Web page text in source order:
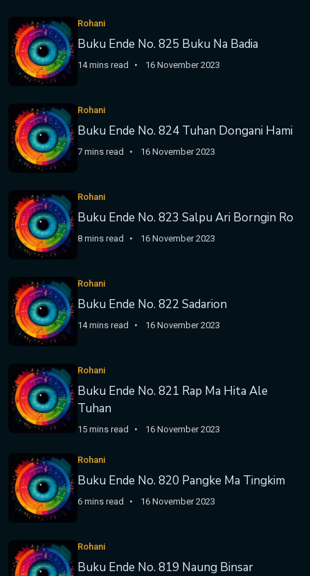
Rohani
Buku Ende No. 825 Buku Na Badia
14 mins read 16 November 2023
Rohani
Buku Ende No. 824 Tuhan Dongani Hami
7 mins read 16 November 2023
Rohani
Buku Ende No. 823 Salpu Ari Borngin Ro
8 mins read 16 November 2023
Rohani
Buku Ende No. 822 Sadarion
14 mins read 16 November 2023
Rohani
Buku Ende No. 821 Rap Ma Hita Ale
Tuhan
15 mins read 16 November 2023
Rohani
Buku Ende No. 820 Pangke Ma Tingkim
6 mins read 16 November 2023
Rohani
Buku Ende No. 819 Naung Binsar